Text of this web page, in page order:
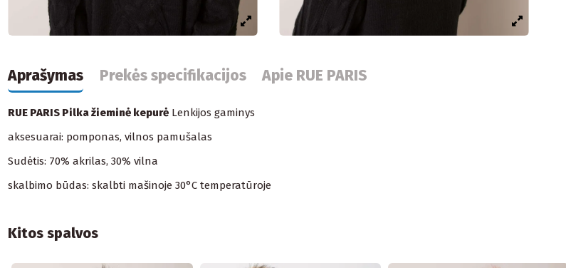
Aprašymas Prekės specifikacijos Apie RUE PARIS
RUE PARIS Pilka žieminė kepurė Lenkijos gaminys
aksesuarai: pomponas, vilnos pamušalas
Sudėtis: 70% akrilas, 30% vilna
skalbimo būdas: skalbti mašinoje 30°C temperatūroje
Kitos spalvos